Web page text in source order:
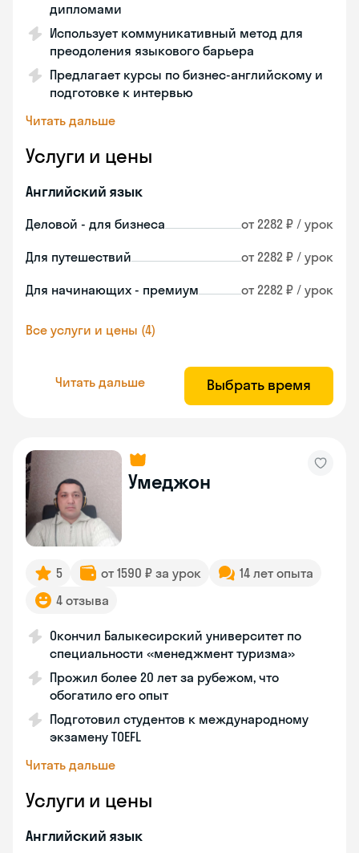
дипломами
Использует коммуникативный метод для
преодоления языкового барьера
Предлагает курсы по бизнес-английскому и
подготовке к интервью
Читать дальше
Услуги и цены
Английский язык
Деловой - для бизнеса от 2282 ₽ / урок
Для путешествий от 2282 ₽ / урок
Для начинающих - премиум от 2282 ₽ / урок
Все услуги и цены (4)
Читать дальше Выбрать время
Умеджон
5 от 1590 ₽ за урок
14 лет опыта
4 отзыва
Окончил Балыкесирский университет по
специальности «менеджмент туризма»
Прожил более 20 лет за рубежом, что
обогатило его опыт
Подготовил студентов к международному
экзамену TOEFL
Читать дальше
Услуги и цены
Английский язык